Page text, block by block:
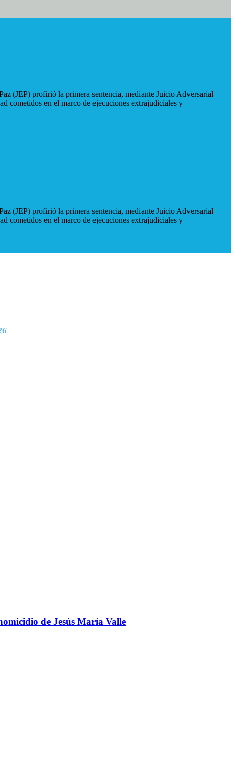
(JEP) profirió la primera sentencia, mediante Juicio Adversarial
cometidos en el marco de ejecuciones extrajudiciales y
(JEP) profirió la primera sentencia, mediante Juicio Adversarial
cometidos en el marco de ejecuciones extrajudiciales y
de Jesús María Valle